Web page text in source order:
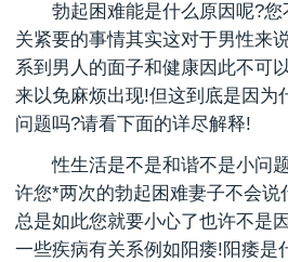
勃起困难能是什么原因呢?
关紧要的事情其实这对于男性来
系到男人的面子和健康因此不可
来以免麻烦出现!但这到底是因为
问题吗?请看下面的详尽解释!
性生活是不是和谐不是小问
许您*两次的勃起困难妻子不会说
总是如此您就要小心了也许不是
一些疾病有关系例如阳痿!阳痿是